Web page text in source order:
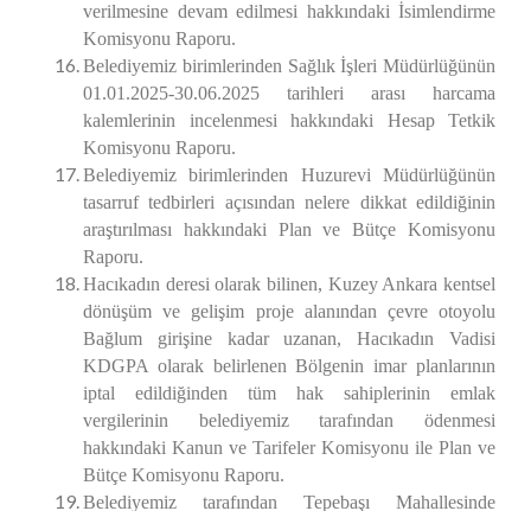
verilmesine devam edilmesi hakkındaki İsimlendirme
Komisyonu Raporu.
Belediyemiz birimlerinden Sağlık İşleri Müdürlüğünün
01.01.2025-30.06.2025 tarihleri arası harcama
kalemlerinin incelenmesi hakkındaki Hesap Tetkik
Komisyonu Raporu.
Belediyemiz birimlerinden Huzurevi Müdürlüğünün
tasarruf tedbirleri açısından nelere dikkat edildiğinin
araştırılması hakkındaki Plan ve Bütçe Komisyonu
Raporu.
Hacıkadın deresi olarak bilinen, Kuzey Ankara kentsel
dönüşüm ve gelişim proje alanından çevre otoyolu
Bağlum girişine kadar uzanan, Hacıkadın Vadisi
KDGPA olarak belirlenen Bölgenin imar planlarının
iptal edildiğinden tüm hak sahiplerinin emlak
vergilerinin belediyemiz tarafından ödenmesi
hakkındaki Kanun ve Tarifeler Komisyonu ile Plan ve
Bütçe Komisyonu Raporu.
Belediyemiz tarafından Tepebaşı Mahallesinde